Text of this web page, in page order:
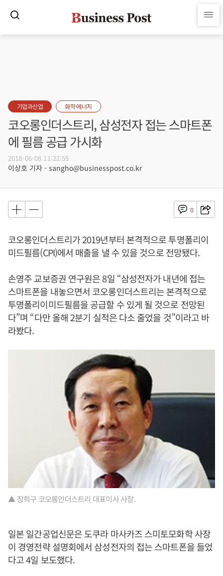
기업과산업 화학·에너지
코오롱인더스트리, 삼성전자 접는 스마트폰
에 필름 공급 가시화
2018-06-08 11:22:55
이상호 기자 - sangho@businesspost.co.kr
0
코오롱인더스트리가 2019년부터 본격적으로 투명폴리이
미드필름(CPI)에서 매출을 낼 수 있을 것으로 전망됐다.
손영주 교보증권 연구원은 8일 “삼성전자가 내년에 접는
스마트폰을 내놓으면서 코오롱인더스트리는 본격적으로
투명폴리이미드필름을 공급할 수 있게 될 것으로 전망된
다”며 “다만 올해 2분기 실적은 다소 줄었을 것”이라고 바
라봤다.
▲ 장희구 코오롱인더스트리 대표이사 사장.
일본 일간공업신문은 도쿠라 마사카즈 스미토모화학 사장
이 경영전략 설명회에서 삼성전자의 접는 스마트폰을 들었
다고 4일 보도했다.